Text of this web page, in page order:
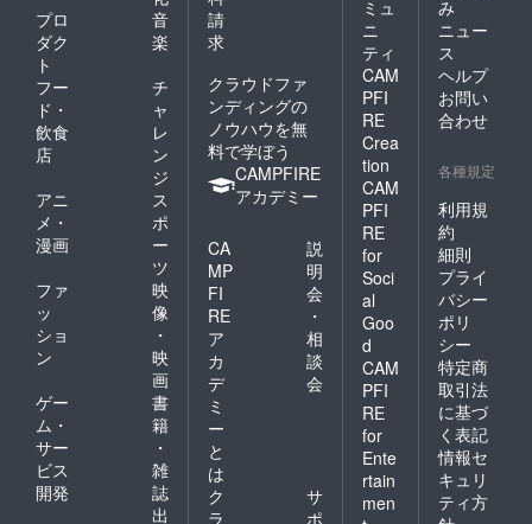
プロ
ダク
ト
音
楽
フー
ド・
飲食
店
チ
ャ
レ
ン
ジ
アニ
メ・
漫画
ス
ポ
ー
ツ
ファ
ッ
ショ
ン
映
像
・
映
画
ゲー
ム・
サー
ビス
開発
書
籍
・
雑
誌
出
請
求
クラウドファ
ンディングの
ノウハウを無
料で学ぼう
CAMPFIRE
アカデミー
CA
MP
FI
RE
ア
カ
デ
ミ
ー
と
は
説
明
会
・
相
談
会
ク
ラ
サ
ポ
ミュ
ニ
ティ
CAM
PFI
RE
Crea
tion
CAM
PFI
RE
for
Soci
al
Goo
d
CAM
PFI
RE
for
Ente
rtain
men
み
ニュー
ス
ヘルプ
お問い
合わせ
各種規定
利用規
約
細則
プライ
バシー
ポリ
シー
特定商
取引法
に基づ
く表記
情報セ
キュリ
ティ方